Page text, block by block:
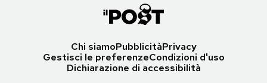
Chi siamoPubblicitàPrivacy
Gestisci le preferenzeCondizioni d'uso
Dichiarazione di accessibilità